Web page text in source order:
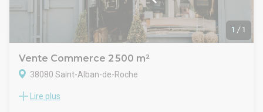
Jallieu.
Disponible immédiatement – Visite sur rendez-vous
Contactez-nous dès maintenant pour obtenir le dossier
complet et étudier votre projet.
1 / 1
Vente Commerce 2 500 m²
38080 Saint-Alban-de-Roche
Vends bâtiment commercial de 500 m2 environ en ZI sur un
Lire plus